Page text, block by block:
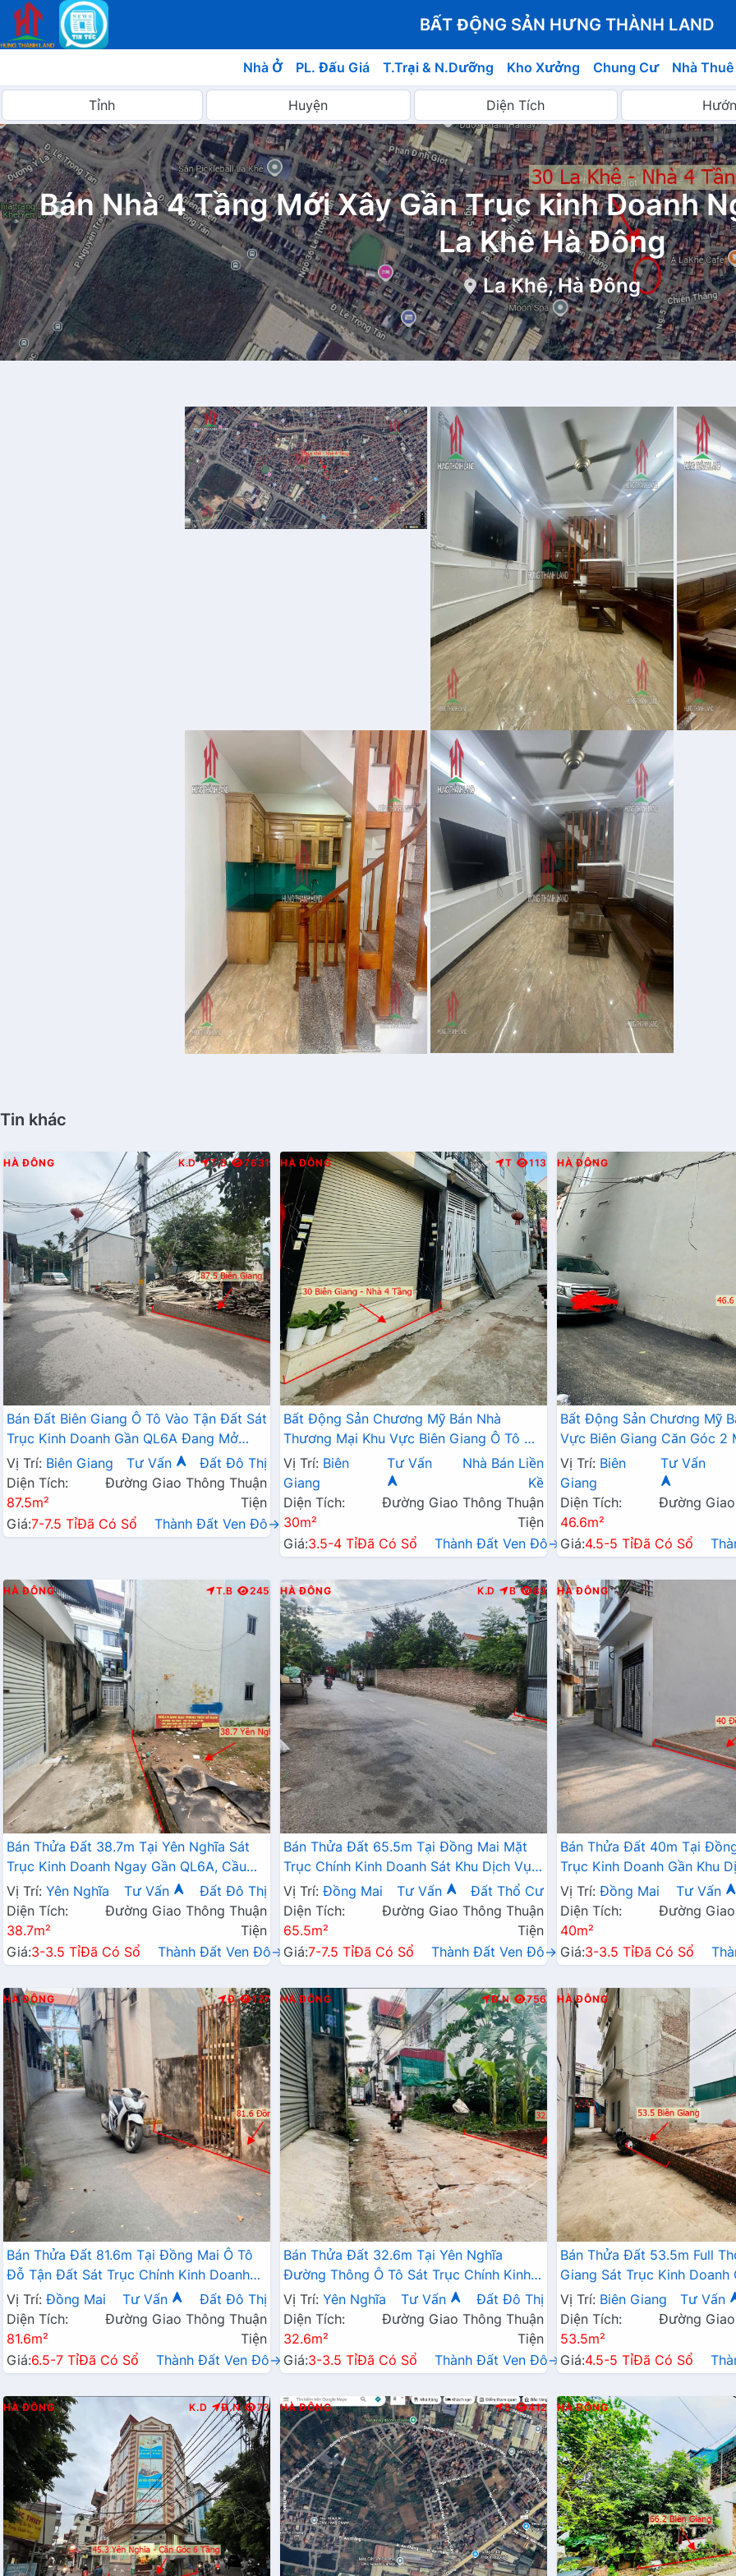
BẤT ĐỘNG SẢN HƯNG THÀNH LAND
Nhà Ở PL. Đấu Giá T.Trại & N.Dưỡng Kho Xưởng Chung Cư Nhà Thuê
Bán Nhà 4 Tầng Mới Xây Gần Trục kinh Doanh
La Khê Hà Đông
La Khê, Hà Đông
Tin khác
HÀ ĐÔNG K.D T.B 7631
Bán Đất Biên Giang Ô Tô Vào Tận Đất Sát
Trục Kinh Doanh Gần QL6A Đang Mở
Rộng
Vị Trí: Biên Giang Tư Vấn
Đất Đô Thị
Diện Tích:
87.5m²
Đường Giao Thông Thuận
Tiện
Giá:7-7.5 TỉĐã Có Sổ Thành Đất Ven Đô→
HÀ ĐÔNG T 113
Bất Động Sản Chương Mỹ Bán Nhà
Thương Mại Khu Vực Biên Giang Ô Tô Đỗ
Tận Cửa Gần Trục Chính Kinh Doanh
Vị Trí: Biên
Giang
Tư Vấn
Nhà Bán Liền
Kề
Diện Tích:
30m²
Đường Giao Thông Thuận
Tiện
Giá:3.5-4 TỉĐã Có Sổ Thành Đất Ven Đô→
HÀ ĐÔNG
Bất Động Sản Chương Mỹ
Vực Biên Giang Căn Góc 2
Tô Đỗ Tận Cửa Gần Trục
Doanh
Vị Trí: Biên
Giang
Tư Vấn
Diện Tích:
46.6m²
Đường
Giá:4.5-5 TỉĐã Có Sổ
HÀ ĐÔNG T.B 245
Bán Thửa Đất 38.7m Tại Yên Nghĩa Sát
Trục Kinh Doanh Ngay Gần QL6A, Cầu
Mai Lĩnh Đang Mở Rộng
Vị Trí: Yên Nghĩa Tư Vấn
Đất Đô Thị
Diện Tích:
38.7m²
Đường Giao Thông Thuận
Tiện
Giá:3-3.5 TỉĐã Có Sổ Thành Đất Ven Đô→
HÀ ĐÔNG K.D B 83
Bán Thửa Đất 65.5m Tại Đồng Mai Mặt
Trục Chính Kinh Doanh Sát Khu Dịch Vụ
Sinh Thái Đồng Mai
Vị Trí: Đồng Mai Tư Vấn
Đất Thổ Cư
Diện Tích:
65.5m²
Đường Giao Thông Thuận
Tiện
Giá:7-7.5 TỉĐã Có Sổ Thành Đất Ven Đô→
HÀ ĐÔNG
Bán Thửa Đất 40m Tại
Trục Kinh Doanh Gần Khu
Thái Đồng Mai
Vị Trí: Đồng Mai Tư Vấn
Diện Tích:
40m²
Đường
Giá:3-3.5 TỉĐã Có Sổ
HÀ ĐÔNG Đ 127
Bán Thửa Đất 81.6m Tại Đồng Mai Ô Tô
Đỗ Tận Đất Sát Trục Chính Kinh Doanh
Ngay Gần Khu Dịch Vụ Sinh Thái
Vị Trí: Đồng Mai Tư Vấn
Đất Đô Thị
Diện Tích:
81.6m²
Đường Giao Thông Thuận
Tiện
Giá:6.5-7 TỉĐã Có Sổ Thành Đất Ven Đô→
HÀ ĐÔNG Đ.N 756
Bán Thửa Đất 32.6m Tại Yên Nghĩa
Đường Thông Ô Tô Sát Trục Chính Kinh
Doanh Gần QL6A , Cầu Mai Lĩnh Mở Rộng
Vị Trí: Yên Nghĩa Tư Vấn
Đất Đô Thị
Diện Tích:
32.6m²
Đường Giao Thông Thuận
Tiện
Giá:3-3.5 TỉĐã Có Sổ Thành Đất Ven Đô→
HÀ ĐÔNG
Bán Thửa Đất 53.5m Full
Giang Sát Trục Kinh Doanh
Đang Triển Khai Mở Rộng
Vị Trí: Biên Giang Tư Vấn
Diện Tích:
53.5m²
Đường
Giá:4.5-5 TỉĐã Có Sổ
HÀ ĐÔNG K.D Đ.N 73 HÀ ĐÔNG B 412 HÀ ĐÔNG